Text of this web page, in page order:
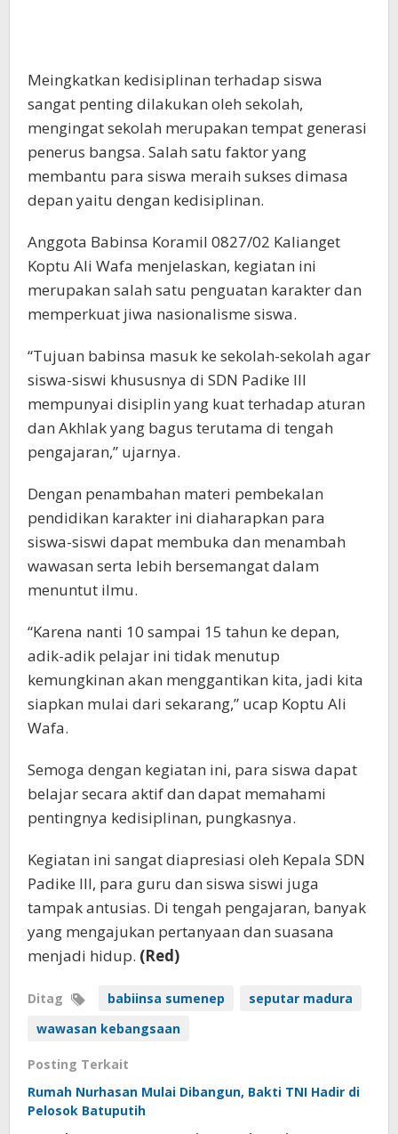
Meingkatkan kedisiplinan terhadap siswa
sangat penting dilakukan oleh sekolah,
mengingat sekolah merupakan tempat generasi
penerus bangsa. Salah satu faktor yang
membantu para siswa meraih sukses dimasa
depan yaitu dengan kedisiplinan.
Anggota Babinsa Koramil 0827/02 Kalianget
Koptu Ali Wafa menjelaskan, kegiatan ini
merupakan salah satu penguatan karakter dan
memperkuat jiwa nasionalisme siswa.
“Tujuan babinsa masuk ke sekolah-sekolah agar
siswa-siswi khususnya di SDN Padike III
mempunyai disiplin yang kuat terhadap aturan
dan Akhlak yang bagus terutama di tengah
pengajaran,” ujarnya.
Dengan penambahan materi pembekalan
pendidikan karakter ini diaharapkan para
siswa-siswi dapat membuka dan menambah
wawasan serta lebih bersemangat dalam
menuntut ilmu.
“Karena nanti 10 sampai 15 tahun ke depan,
adik-adik pelajar ini tidak menutup
kemungkinan akan menggantikan kita, jadi kita
siapkan mulai dari sekarang,” ucap Koptu Ali
Wafa.
Semoga dengan kegiatan ini, para siswa dapat
belajar secara aktif dan dapat memahami
pentingnya kedisiplinan, pungkasnya.
Kegiatan ini sangat diapresiasi oleh Kepala SDN
Padike III, para guru dan siswa siswi juga
tampak antusias. Di tengah pengajaran, banyak
yang mengajukan pertanyaan dan suasana
menjadi hidup. (Red)
Ditag babiinsa sumenep
seputar madura
wawasan kebangsaan
Posting Terkait
Rumah Nurhasan Mulai Dibangun, Bakti TNI Hadir di
Pelosok Batuputih